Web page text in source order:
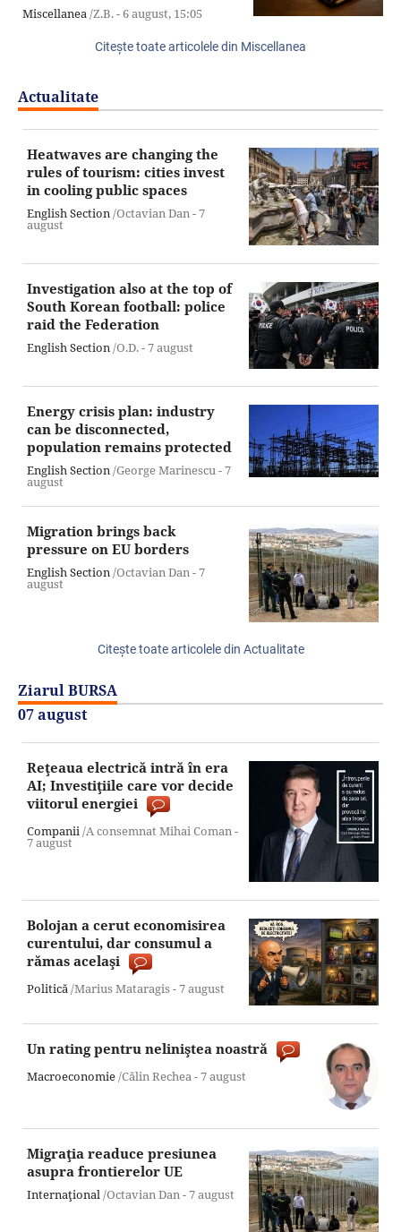
Miscellanea/Z.B. -6 august, 15:05
Citeşte toate articolele din Miscellanea
Actualitate
Heatwaves are changing the
rules of tourism: cities invest
in cooling public spaces
English Section/Octavian Dan -7
august
Investigation also at the top of
South Korean football: police
raid the Federation
English Section/O.D. -7 august
Energy crisis plan: industry
can be disconnected,
population remains protected
English Section/George Marinescu -7
august
Migration brings back
pressure on EU borders
English Section/Octavian Dan -7
august
Citeşte toate articolele din Actualitate
Ziarul BURSA
07 august
Reţeaua electrică intră în era
AI; Investiţiile care vor decide
viitorul energiei
Companii/A consemnat Mihai Coman -
7 august
Bolojan a cerut economisirea
curentului, dar consumul a
rămas acelaşi
Politică/Marius Mataragis -7 august
Un rating pentru neliniştea noastră
Macroeconomie/Călin Rechea -7 august
Migraţia readuce presiunea
asupra frontierelor UE
Internaţional/Octavian Dan -7 august